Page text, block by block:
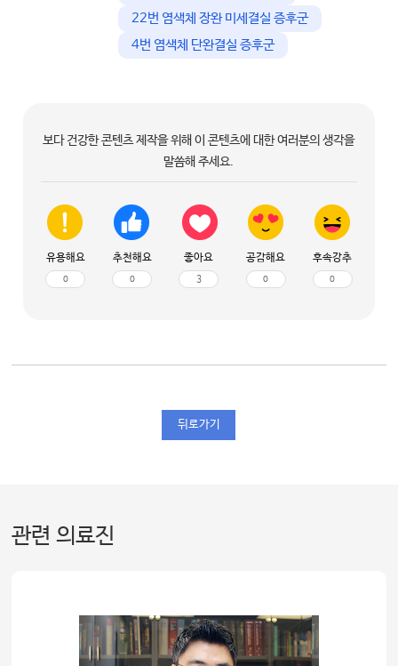
22번 염색체 장완 미세결실 증후군
4번 염색체 단완결실 증후군
보다 건강한 콘텐츠 제작을 위해 이 콘텐츠에 대한 여러분의 생각을
말씀해 주세요.
유용해요
0
추천해요
0
좋아요
3
공감해요
0
후속강추
0
뒤로가기
관련 의료진